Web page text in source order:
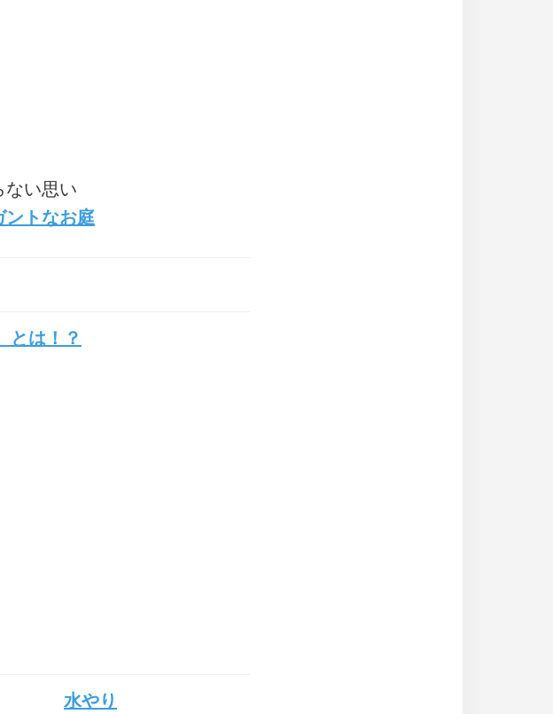
ない思い
ントなお庭
とは！？
水やり